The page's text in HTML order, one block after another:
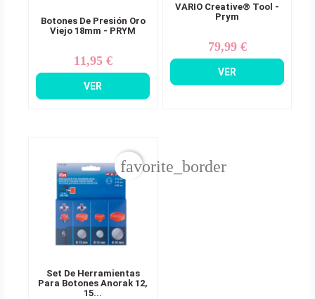
Botones De Presión Oro
Viejo 18mm - PRYM
Precio
11,95 €
VER
VARIO Creative® Tool -
Prym
Precio
79,99 €
VER
Set De Herramientas
Para Botones Anorak 12,
15...
favorite_border